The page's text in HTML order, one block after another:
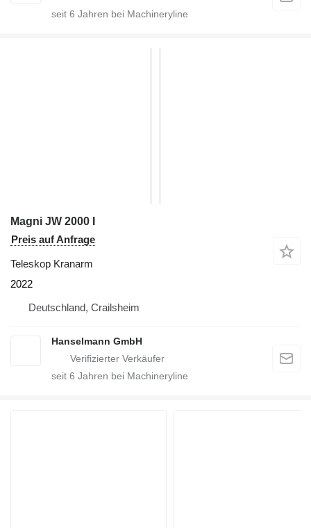
seit 6 Jahren bei Machineryline
Magni JW 2000 I
Preis auf Anfrage
Teleskop Kranarm
2022
Deutschland, Crailsheim
Hanselmann GmbH
seit 6 Jahren bei Machineryline